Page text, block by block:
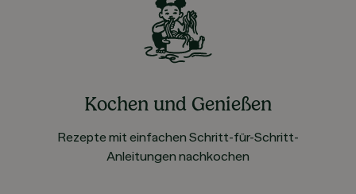
Kochen und Genießen
Rezepte mit einfachen Schritt-für-Schritt-
Anleitungen nachkochen